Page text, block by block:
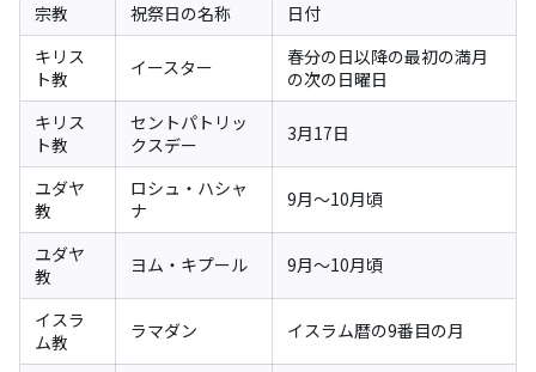
宗教 祝祭日の名称
日付
キリス
ト教
イースター
春分の日以降の最初の満月
の次の日曜日
キリス
ト教
セントパトリッ
クスデー
3月17日
ユダヤ
教
ロシュ・ハシャ
ナ
9月〜10月頃
ユダヤ
教
ヨム・キプール 9月〜10月頃
イスラ
ム教
ラマダン イスラム暦の9番目の月